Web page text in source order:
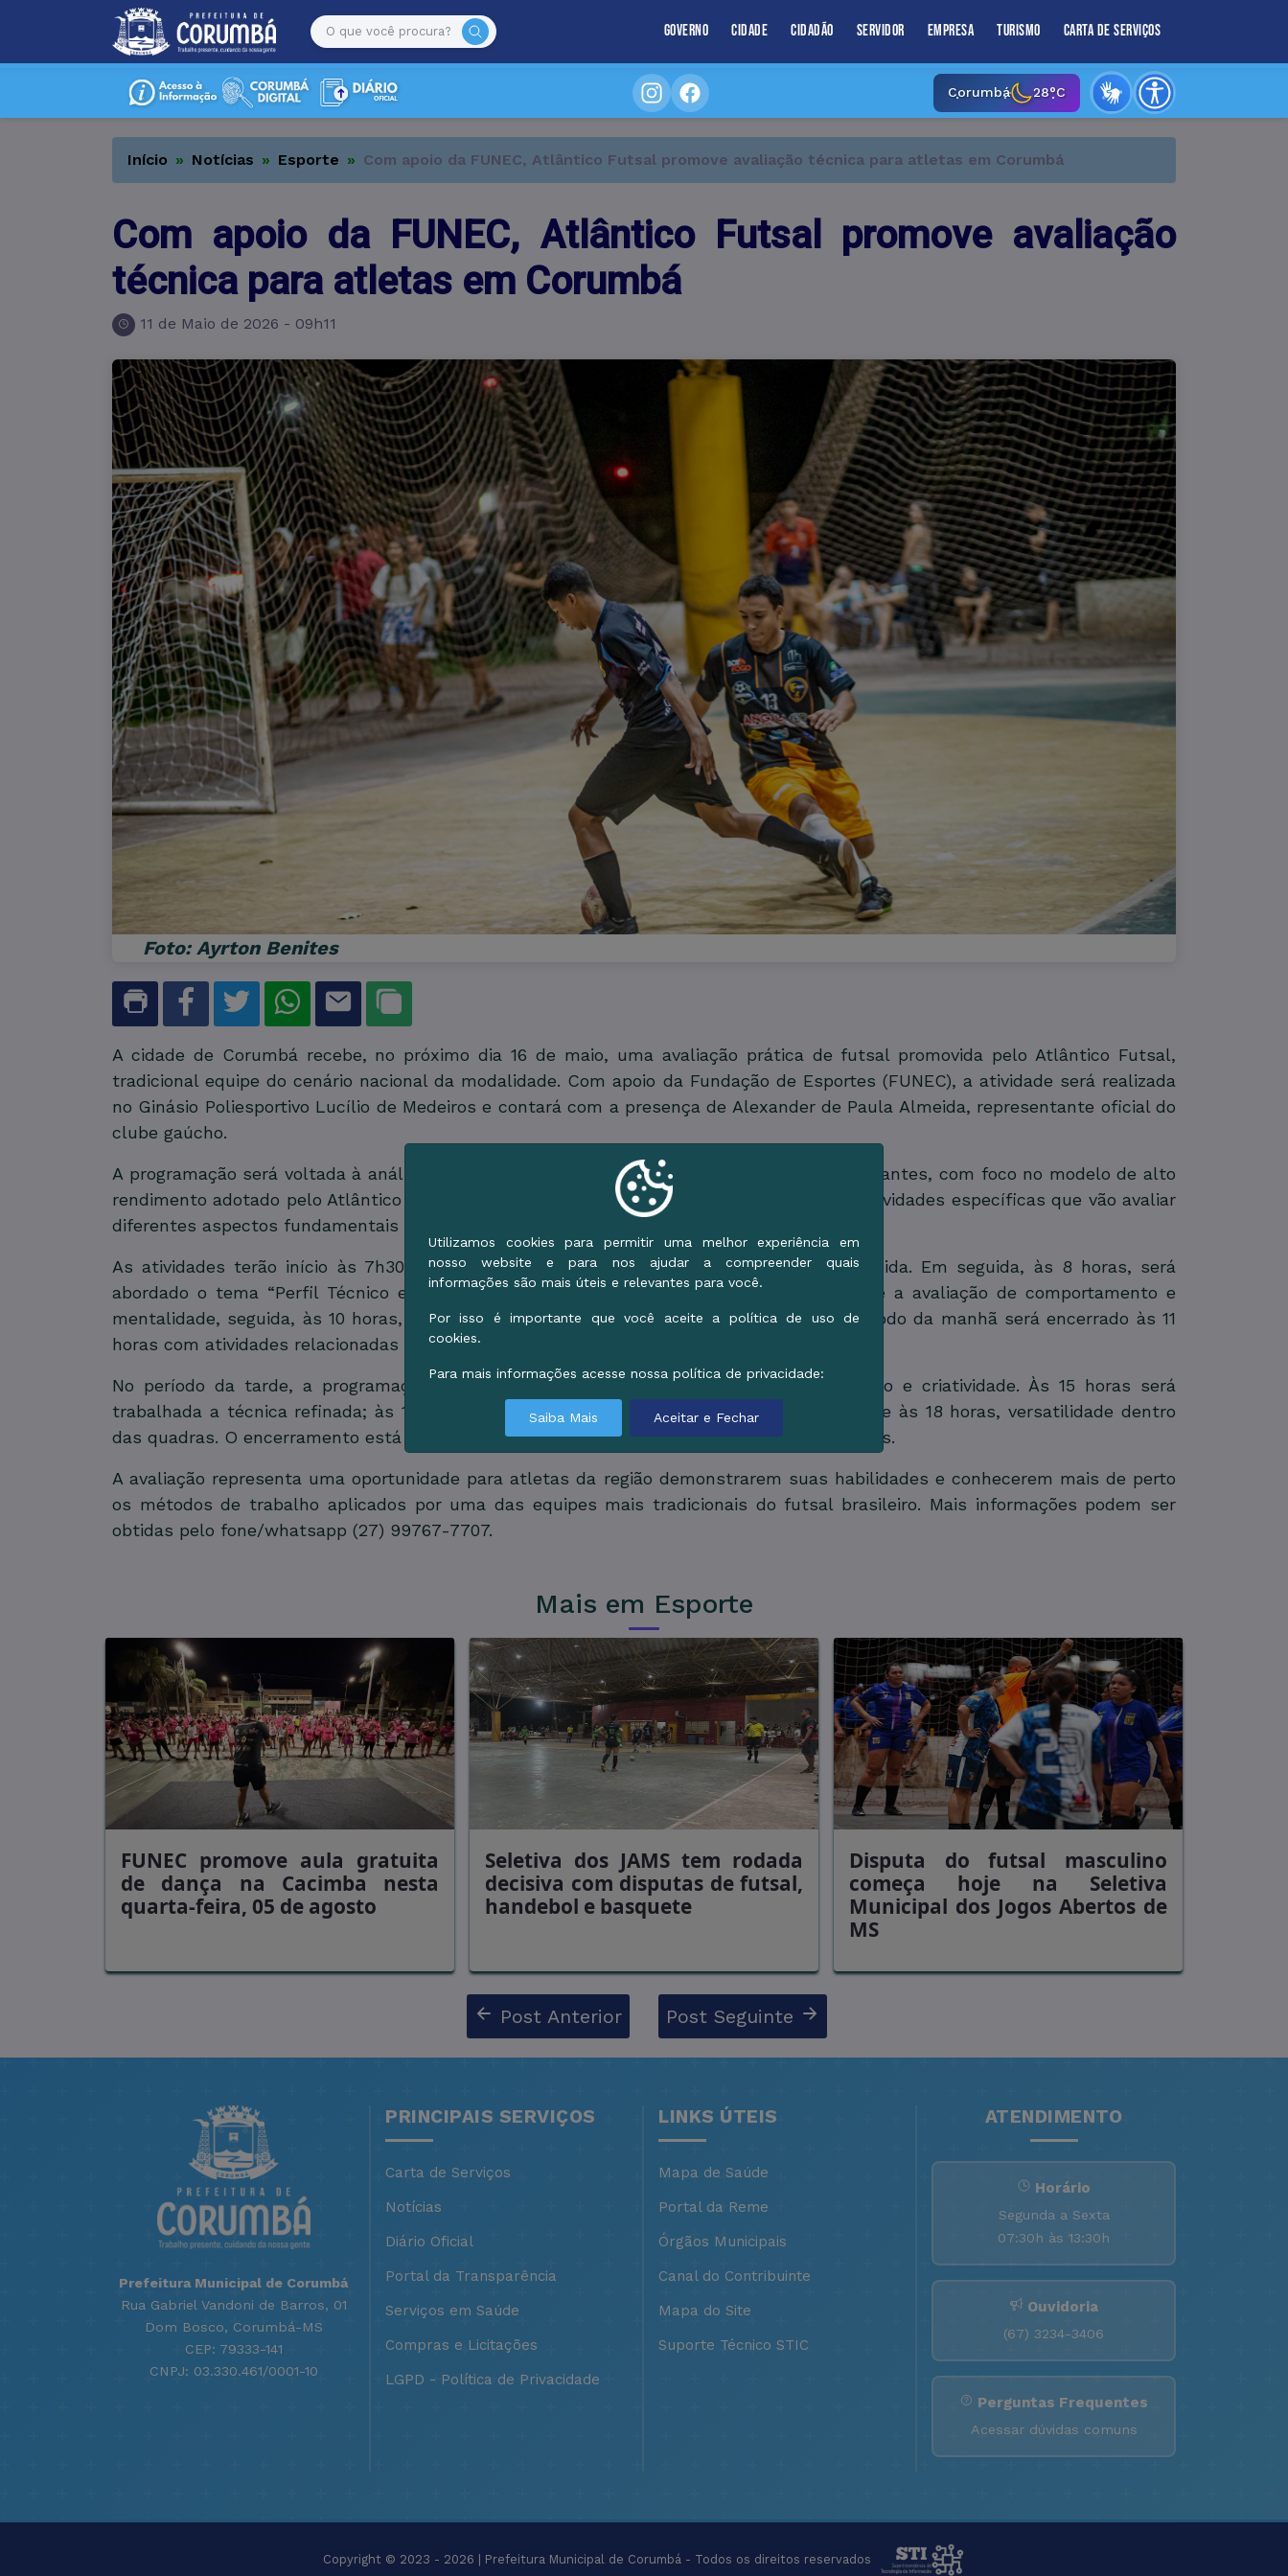
Governo Cidade Cidadão Servidor Empresa Turismo Carta de Serviços
Corumbá 28°C
Início Notícias Esporte Com apoio da FUNEC, Atlântico Futsal promove avaliação técnica para atletas em Corumbá
Com apoio da FUNEC, Atlântico Futsal promove avaliação
técnica para atletas em Corumbá
11 de Maio de 2026 - 09h11
Foto: Ayrton Benites
A cidade de Corumbá recebe, no próximo dia 16 de maio, uma avaliação prática de futsal promovida pelo Atlântico Futsal,
tradicional equipe do cenário nacional da modalidade. Com apoio da Fundação de Esportes (FUNEC), a atividade será realizada
no Ginásio Poliesportivo Lucílio de Medeiros e contará com a presença de Alexander de Paula Almeida, representante oficial do
clube gaúcho.
A programação será voltada à análise técnica, tática e comportamental dos atletas participantes, com foco no modelo de alto
rendimento adotado pelo Atlântico Futsal. Durante todo o dia, os jogadores passarão por atividades específicas que vão avaliar
diferentes aspectos fundamentais para o desenvolvimento esportivo.
As atividades terão início às 7h30, com a autoapresentação de Alexander de Paula Almeida. Em seguida, às 8 horas, será
abordado o tema “Perfil Técnico e Tático – Estilo Alto Rendimento”. Às 9 horas acontece a avaliação de comportamento e
mentalidade, seguida, às 10 horas, pela análise da identidade de estilo dos atletas. O período da manhã será encerrado às 11
horas com atividades relacionadas ao jogo posicional.
No período da tarde, a programação retorna às 14 horas com avaliação de visão de jogo e criatividade. Às 15 horas será
trabalhada a técnica refinada; às 16 horas, inteligência tática; às 17 horas, personalidade; e às 18 horas, versatilidade dentro
das quadras. O encerramento está previsto para as 19 horas, com feedback aos participantes.
A avaliação representa uma oportunidade para atletas da região demonstrarem suas habilidades e conhecerem mais de perto
os métodos de trabalho aplicados por uma das equipes mais tradicionais do futsal brasileiro. Mais informações podem ser
obtidas pelo fone/whatsapp (27) 99767-7707.
Mais em Esporte
FUNEC promove aula gratuita
de dança na Cacimba nesta
quarta-feira, 05 de agosto
Seletiva dos JAMS tem rodada
decisiva com disputas de futsal,
handebol e basquete
Disputa do futsal masculino
começa hoje na Seletiva
Municipal dos Jogos Abertos de
MS
Post Anterior Post Seguinte
Prefeitura Municipal de Corumbá
Rua Gabriel Vandoni de Barros, 01
Dom Bosco, Corumbá-MS
CEP: 79333-141
CNPJ: 03.330.461/0001-10
PRINCIPAIS SERVIÇOS
Carta de Serviços
Notícias
Diário Oficial
Portal da Transparência
Serviços em Saúde
Compras e Licitações
LGPD - Política de Privacidade
LINKS ÚTEIS
Mapa de Saúde
Portal da Reme
Órgãos Municipais
Canal do Contribuinte
Mapa do Site
Suporte Técnico STIC
ATENDIMENTO
Horário
Segunda a Sexta
07:30h às 13:30h
Ouvidoria
(67) 3234-3406
Perguntas Frequentes
Acessar dúvidas comuns
Copyright © 2023 - 2026 | Prefeitura Municipal de Corumbá - Todos os direitos reservados
Utilizamos cookies para permitir uma melhor experiência em
nosso website e para nos ajudar a compreender quais
informações são mais úteis e relevantes para você.
Por isso é importante que você aceite a política de uso de
cookies.
Para mais informações acesse nossa política de privacidade:
Saiba Mais Aceitar e Fechar